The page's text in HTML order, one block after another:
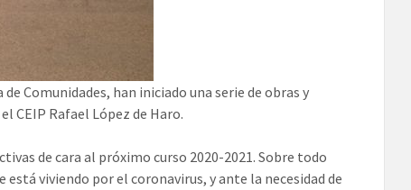
Comunidades, han iniciado una serie de obras y
CEIP Rafael López de Haro.
de cara al próximo curso 2020-2021. Sobre todo
viviendo por el coronavirus, y ante la necesidad de